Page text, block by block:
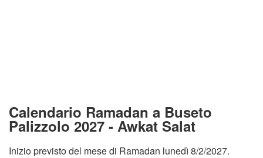
Calendario Ramadan a Buseto
Palizzolo 2027 - Awkat Salat
Inizio previsto del mese di Ramadan lunedì 8/2/2027.